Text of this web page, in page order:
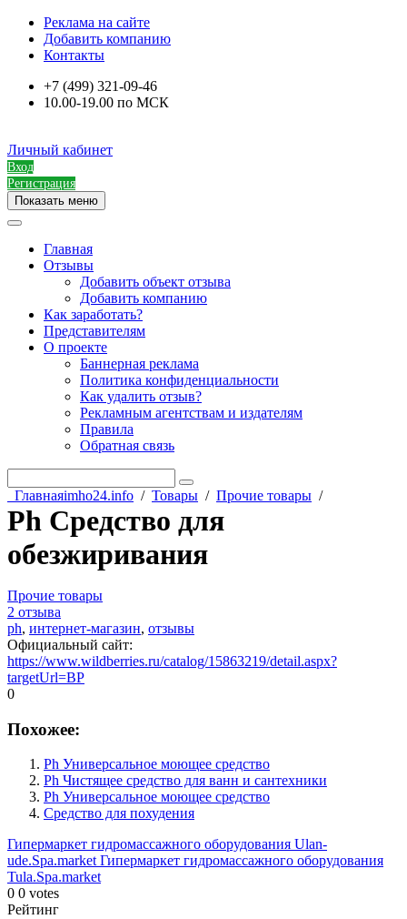
Реклама на сайте
Добавить компанию
Контакты
+7 (499) 321-09-46
10.00-19.00 по МСК
Личный кабинет
Вход
Регистрация
Показать меню
Главная
Отзывы
Добавить объект отзыва
Добавить компанию
Как заработать?
Представителям
О проекте
Баннерная реклама
Политика конфиденциальности
Как удалить отзыв?
Рекламным агентствам и издателям
Правила
Обратная связь
Главнаяimho24.info / Товары / Прочие товары /
Ph Средство для
обезжиривания
Прочие товары
2 отзыва
ph, интернет-магазин, отзывы
Официальный сайт:
https://www.wildberries.ru/catalog/15863219/detail.aspx?
targetUrl=BP
0
Похожее:
Ph Универсальное моющее средство
Ph Чистящее средство для ванн и сантехники
Ph Универсальное моющее средство
Средство для похудения
Гипермаркет гидромассажного оборудования Ulan-
ude.Spa.marketГипермаркет гидромассажного оборудования
Tula.Spa.market
0 0 votes
Рейтинг